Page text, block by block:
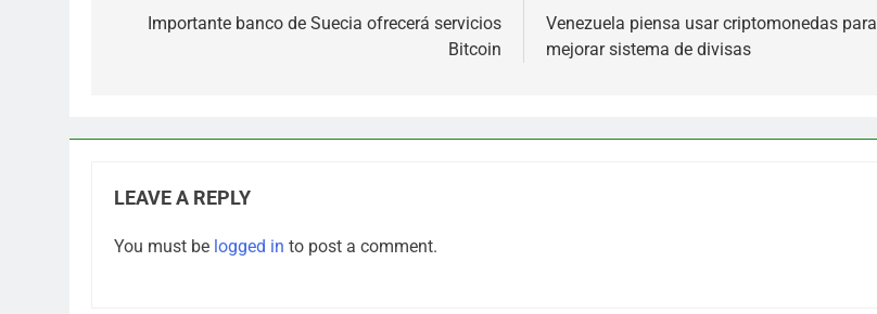
navigation
Importante banco de Suecia ofrecerá servicios
Bitcoin
Venezuela piensa usar criptomonedas para
mejorar sistema de divisas
LEAVE A REPLY
You must be logged in to post a comment.